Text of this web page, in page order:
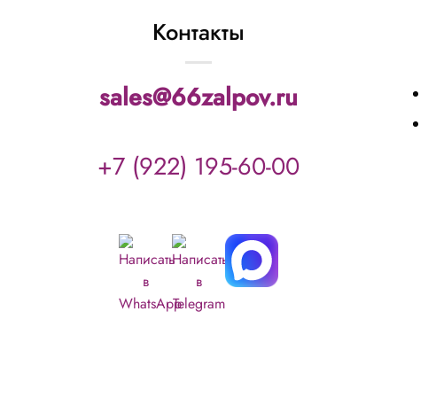
Контакты
sales@66zalpov.ru
+7 (922) 195-60-00